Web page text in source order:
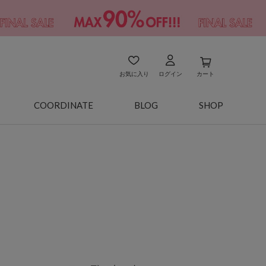
お気に入り ログイン カート
COORDINATE BLOG SHOP